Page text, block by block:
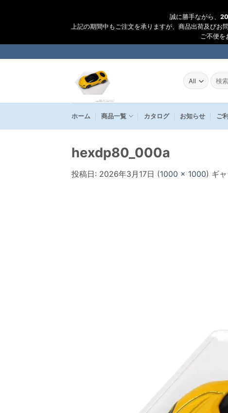
誠に勝手ながら、
上記の期間中もご注文を承りますが、商品出荷及びお
ご不便を
to
検
索
果:
ホーム 商品一覧 カタログ お知らせ ご
hexdp80_000a
投稿日: 2026年3月17日 (1000 × 1000) ギ